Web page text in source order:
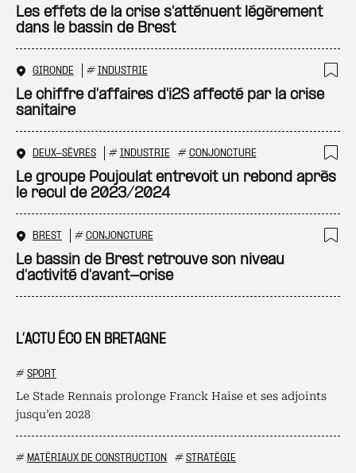
L’ACTU ÉCO EN BRETAGNE
# SPORT
Le Stade Rennais prolonge Franck Haise et ses adjoints
jusqu’en 2028
# MATÉRIAUX DE CONSTRUCTION # STRATÉGIE
Les effets de la crise s'atténuent légèrement
dans le bassin de Brest
GIRONDE # INDUSTRIE
Le chiffre d'affaires d'i2S affecté par la crise
sanitaire
DEUX-SÈVRES # INDUSTRIE # CONJONCTURE
Le groupe Poujoulat entrevoit un rebond après
le recul de 2023/2024
BREST # CONJONCTURE
Le bassin de Brest retrouve son niveau
d'activité d'avant-crise